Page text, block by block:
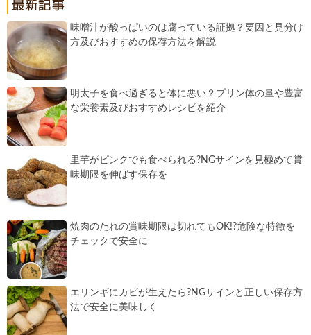
味噌汁が酸っぱいのは腐っている証拠？要因と見分け
方及びおすすめの保存方法を解説
明太子を食べ過ぎると体に悪い？プリン体の量や豊富
な栄養素及びおすすめレシピを紹介
里芋がピンクでも食べられる?NGサインを見極めて賞
味期限を伸ばす保存を
焼肉のたれの賞味期限は切れてもOK!?危険な特徴を
チェックで安全に
エリンギにカビが生えたら?NGサインと正しい保存方
法で安全に美味しく